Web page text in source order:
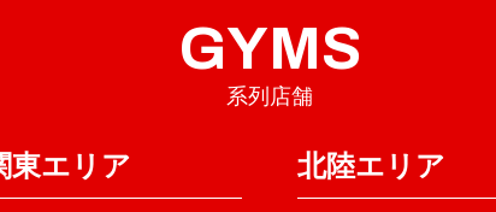
GYMS
系列店舗
東エリア 北陸エリア